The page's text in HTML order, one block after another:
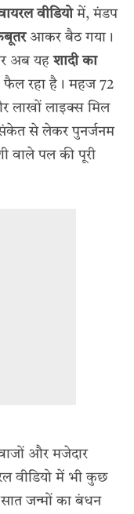
वीडियोमें, मंडप
आकर बैठ गया।
अब यहशादी का
फैल रहा है। महज 72
लाखों लाइक्स मिल
से लेकर पुनर्जनम
वाले पल की पूरी
और मजेदार
वीडियो में भी कुछ
जन्मों का बंधन